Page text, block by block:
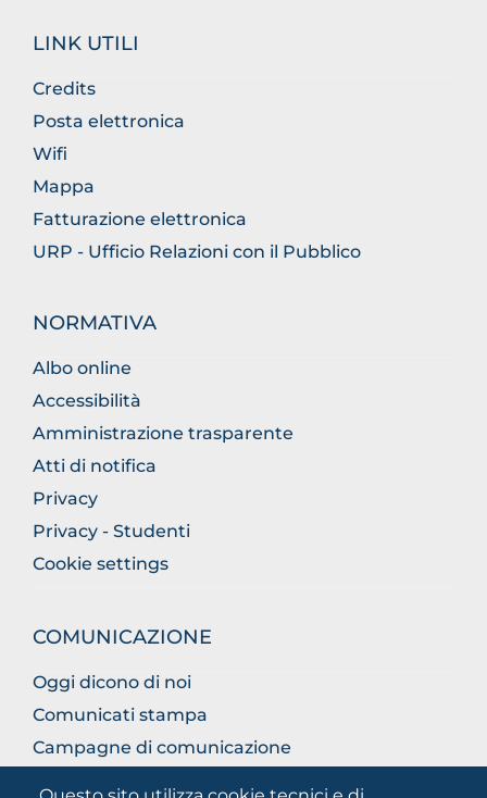
LINK UTILI
Credits
Posta elettronica
Wifi
Mappa
Fatturazione elettronica
URP - Ufficio Relazioni con il Pubblico
NORMATIVA
Albo online
Accessibilità
Amministrazione trasparente
Atti di notifica
Privacy
Privacy - Studenti
Cookie settings
COMUNICAZIONE
Oggi dicono di noi
Comunicati stampa
Campagne di comunicazione